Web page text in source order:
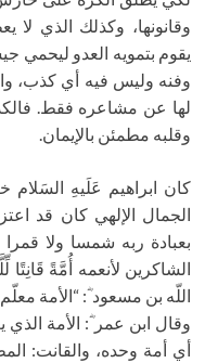
وقانونها، وكذلك الذي
يقوم بتمويه العدو ليحمي
وفنه وليس فيه أي كذب،
لها عن مشاعره فقط.
وقلبه مطمئن بالإيمان.
كان ابراهيم عَلَيهِ
الجمال الإلهي كان قد
بعبادة ربه شمسا ولا
الشاكرين لأنعمه أُمَّةً قَانِتًا
اللّه بن مسعود ؓ: “الأمة
وقال ابن عمر ؓ: الأمة الذي
أي أمة وحده، والقانت: